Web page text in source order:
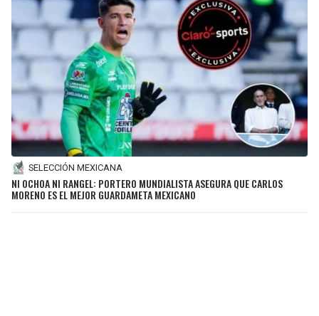
SELECCIÓN MEXICANA
NI OCHOA NI RANGEL: PORTERO MUNDIALISTA ASEGURA QUE CARLOS
MORENO ES EL MEJOR GUARDAMETA MEXICANO